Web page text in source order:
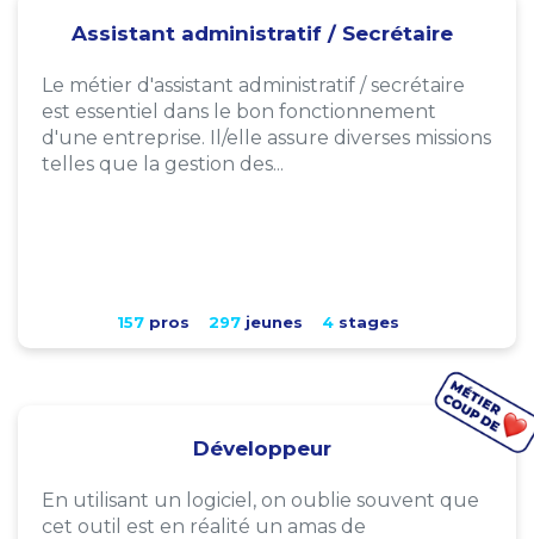
Assistant administratif / Secrétaire
Le métier d'assistant administratif / secrétaire
est essentiel dans le bon fonctionnement
d'une entreprise. Il/elle assure diverses missions
telles que la gestion des...
157pros 297jeunes 4stages
Développeur
En utilisant un logiciel, on oublie souvent que
cet outil est en réalité un amas de